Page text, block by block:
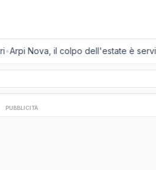
Arpi Nova, il colpo dell'estate è
PUBBLICITÀ